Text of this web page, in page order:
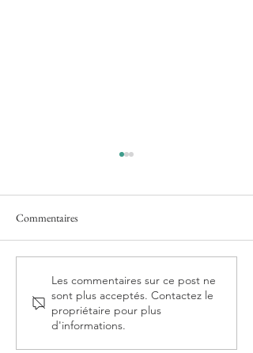
Librairies L'Attrape-Coeurs à
Paris 18e
Commentaires
Les commentaires sur ce post ne
sont plus acceptés. Contactez le
propriétaire pour plus
d'informations.